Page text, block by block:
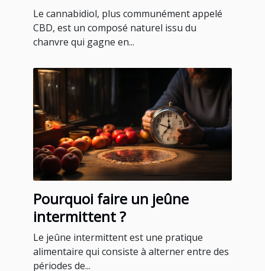
Le cannabidiol, plus communément appelé
CBD, est un composé naturel issu du
chanvre qui gagne en...
Pourquoi faire un jeûne
intermittent ?
Le jeûne intermittent est une pratique
alimentaire qui consiste à alterner entre des
périodes de...